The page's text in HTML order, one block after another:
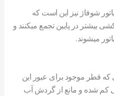
شوفاژ نیز این است که
بیشتر در پایین تجمع میکنند و
میشوند.
قطر موجود برای عبور این
کم شده و مانع از گردش آب